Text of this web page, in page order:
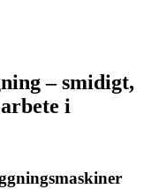
– smidigt,
i